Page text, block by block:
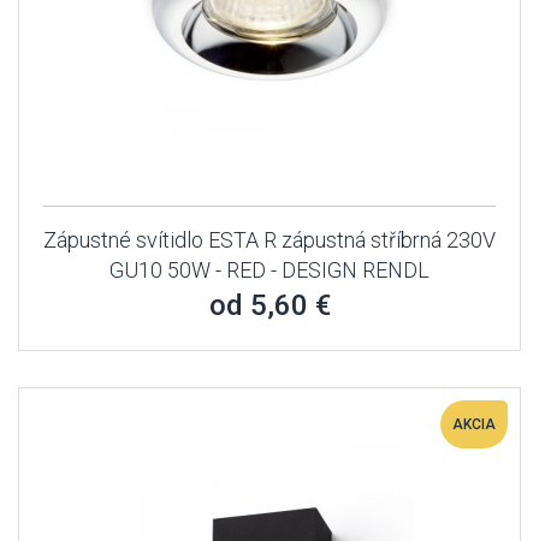
Zápustné svítidlo ESTA R zápustná stříbrná 230V
GU10 50W - RED - DESIGN RENDL
od 5,60 €
AKCIA